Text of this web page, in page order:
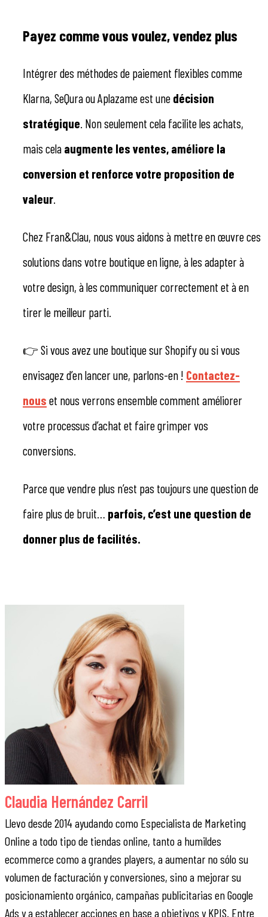
Payez comme vous voulez, vendez plus
Intégrer des méthodes de paiement flexibles comme
Klarna, SeQura ou Aplazame est une décision
stratégique . Non seulement cela facilite les achats,
mais cela augmente les ventes, améliore la
conversion et renforce votre proposition de
valeur
Chez Fran&Clau, nous vous aidons à mettre en œuvre ces
solutions dans votre boutique en ligne, à les adapter à
votre design, à les communiquer correctement et à en
tirer le meilleur parti.
👉 Si vous avez une boutique sur Shopify ou si vous
envisagez d’en lancer une, parlons-en ! Contactez-
nous et nous verrons ensemble comment améliorer
votre processus d’achat et faire grimper vos
conversions.
Parce que vendre plus n’est pas toujours une question de
faire plus de bruit… parfois, c’est une question de
donner plus de facilités.
Claudia Hernández Carril
Llevo desde 2014 ayudando como Especialista de Marketing
Online a todo tipo de tiendas online, tanto a humildes
ecommerce como a grandes players, a aumentar no sólo su
volumen de facturación y conversiones, sino a mejorar su
posicionamiento orgánico, campañas publicitarias en Google
Ads y a establecer acciones en base a objetivos y KPIS. Entre